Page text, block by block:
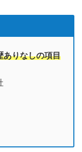
りなしの項目